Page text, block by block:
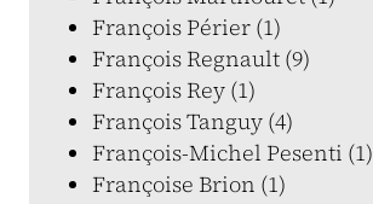
François Périer (1)
François Regnault (9)
François Rey (1)
François Tanguy (4)
François-Michel Pesenti (1)
Françoise Brion (1)